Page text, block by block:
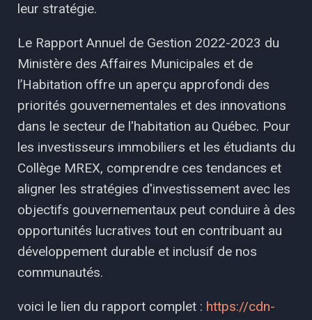
leur stratégie.
Le Rapport Annuel de Gestion 2022-2023 du
Ministère des Affaires Municipales et de
l’Habitation offre un aperçu approfondi des
priorités gouvernementales et des innovations
dans le secteur de l'habitation au Québec. Pour
les investisseurs immobiliers et les étudiants du
Collège MREX, comprendre ces tendances et
aligner les stratégies d'investissement avec les
objectifs gouvernementaux peut conduire à des
opportunités lucratives tout en contribuant au
développement durable et inclusif de nos
communautés.
voici le lien du rapport complet : https://cdn-